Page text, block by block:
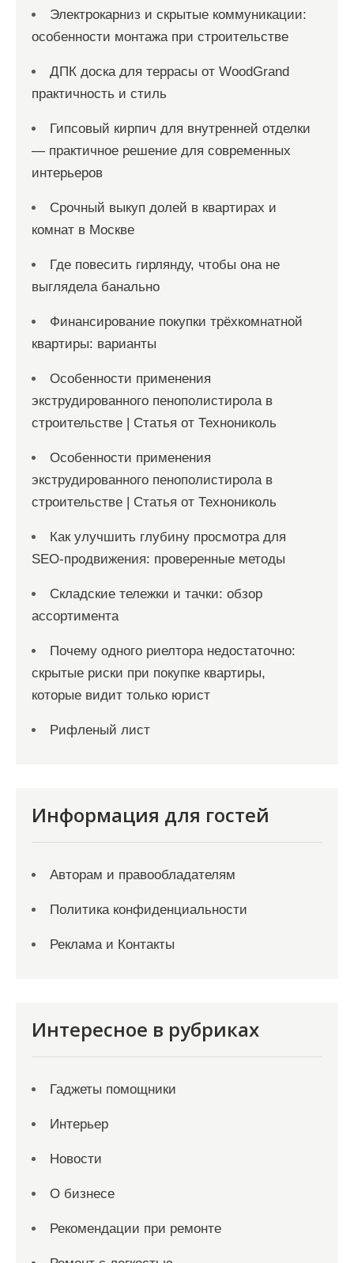
Электрокарниз и скрытые коммуникации:
особенности монтажа при строительстве
ДПК доска для террасы от WoodGrand
практичность и стиль
Гипсовый кирпич для внутренней отделки
— практичное решение для современных
интерьеров
Срочный выкуп долей в квартирах и
комнат в Москве
Где повесить гирлянду, чтобы она не
выглядела банально
Финансирование покупки трёхкомнатной
квартиры: варианты
Особенности применения
экструдированного пенополистирола в
строительстве | Статья от Технониколь
Особенности применения
экструдированного пенополистирола в
строительстве | Статья от Технониколь
Как улучшить глубину просмотра для
SEO-продвижения: проверенные методы
Складские тележки и тачки: обзор
ассортимента
Почему одного риелтора недостаточно:
скрытые риски при покупке квартиры,
которые видит только юрист
Рифленый лист
Информация для гостей
Авторам и правообладателям
Политика конфиденциальности
Реклама и Контакты
Интересное в рубриках
Гаджеты помощники
Интерьер
Новости
О бизнесе
Рекомендации при ремонте